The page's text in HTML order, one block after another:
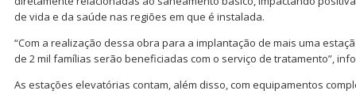
de vida e da saúde nas regiões em que é instalada.
“Com a realização dessa obra para a implantação de mais uma
de 2 mil famílias serão beneficiadas com o serviço de tratamento”,
As estações elevatórias contam, além disso, com equipamentos